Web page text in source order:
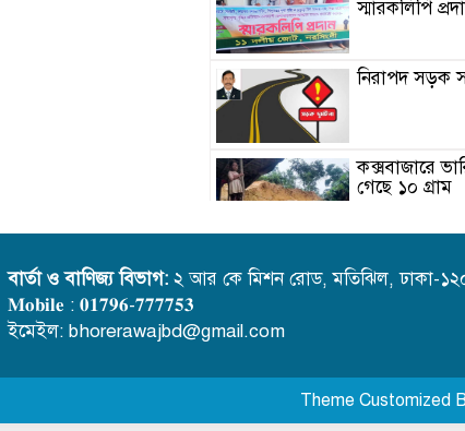
স্মারকলিপি
নিরাপদ সড়ক
কক্সবাজারে
গেছে ১০ গ্রাম
মনে রাখবে
বার্তা ও বাণিজ্য বিভাগ: ২ আর কে মিশন রোড, মতিঝিল, ঢাকা-
𝐌𝐨𝐛𝐢𝐥𝐞 : 𝟎𝟏𝟕𝟗𝟔-𝟕𝟕𝟕𝟕𝟓𝟑
ইমেইল: bhorerawajbd@gmail.com
Theme Customized